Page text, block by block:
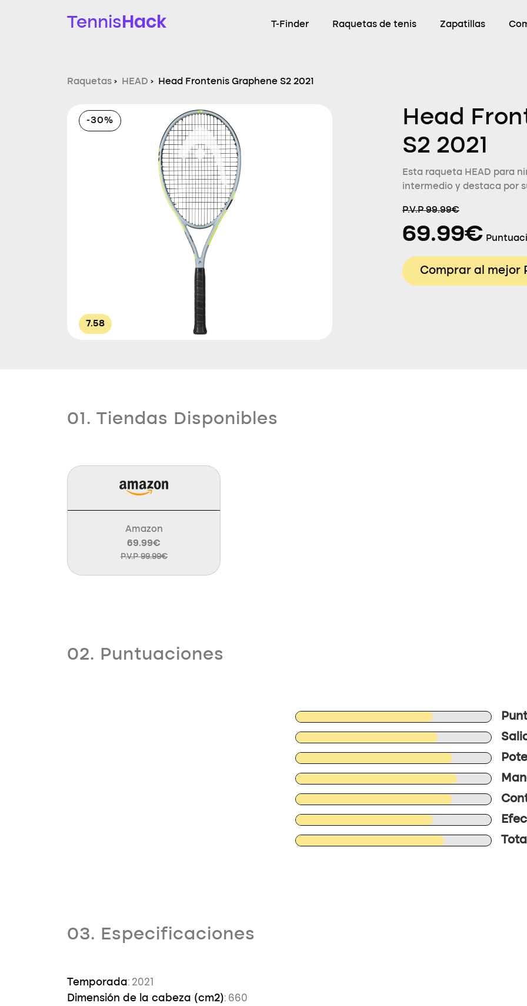
TennisHack T-Finder Raquetas de tenis Zapatillas
Raquetas › HEAD › Head Frontenis Graphene S2 2021
-30%
7.58
Head
S2 2021
Esta raqueta HEAD para
intermedio y destaca por
P.V.P 99.99€
69.99€
Comprar al mejor
01. Tiendas Disponibles
Amazon
69.99€
P.V.P 99.99€
02. Puntuaciones
03. Especificaciones
Temporada: 2021
Dimensión de la cabeza (cm2): 660